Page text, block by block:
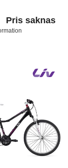
Pris saknas